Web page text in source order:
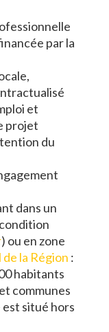
par la
et
projet
du
dans un
) ou en zone
la Région :
habitants
communes
est situé hors